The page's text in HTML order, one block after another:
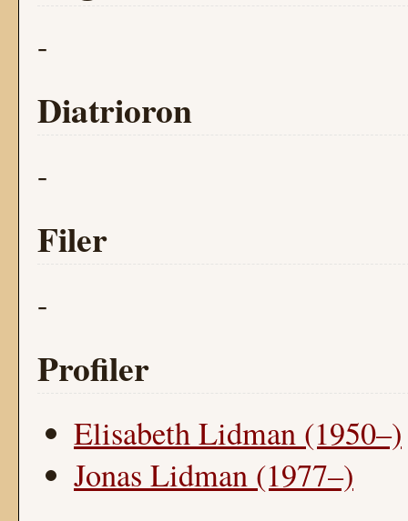
-
Diatrioron
-
Filer
-
Profiler
Elisabeth Lidman (1950–)
Jonas Lidman (1977–)